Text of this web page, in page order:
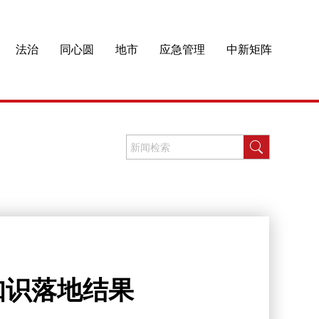
法治 同心圆 地市 应急管理 中新矩阵
落地结果